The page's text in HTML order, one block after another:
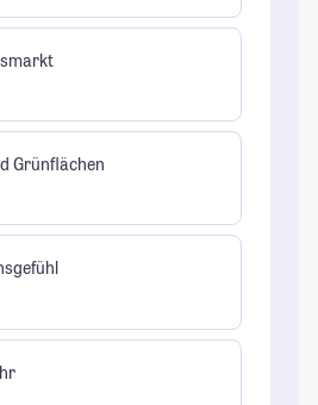
Grünflächen